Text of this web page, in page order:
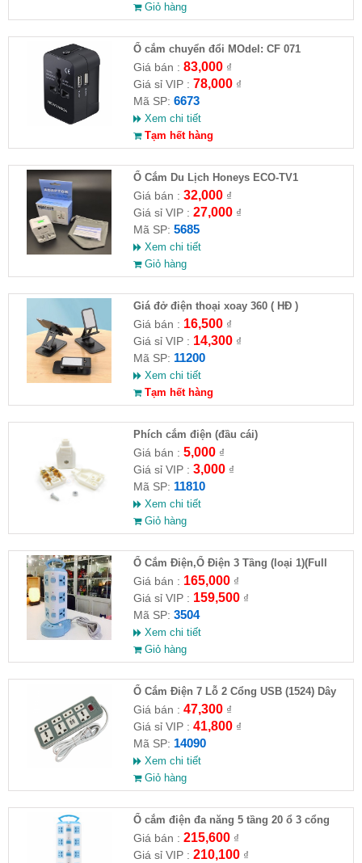
Giỏ hàng
Ổ cắm chuyển đổi MOdel: CF 071
Giá bán : 83,000₫
Giá sỉ VIP : 78,000₫
Mã SP: 6673
Xem chi tiết
Tạm hết hàng
Ổ Cắm Du Lịch Honeys ECO-TV1
Giá bán : 32,000₫
Giá sỉ VIP : 27,000₫
Mã SP: 5685
Xem chi tiết
Giỏ hàng
Giá đở điện thoại xoay 360 ( HĐ )
Giá bán : 16,500₫
Giá sỉ VIP : 14,300₫
Mã SP: 11200
Xem chi tiết
Tạm hết hàng
Phích cắm điện (đầu cái)
Giá bán : 5,000₫
Giá sỉ VIP : 3,000₫
Mã SP: 11810
Xem chi tiết
Giỏ hàng
Ổ Cắm Điện,Ổ Điện 3 Tầng (loại 1)(Full
VAT )
Giá bán : 165,000₫
Giá sỉ VIP : 159,500₫
Mã SP: 3504
Xem chi tiết
Giỏ hàng
Ổ Cắm Điện 7 Lỗ 2 Cổng USB (1524) Dây
1.5M ( HĐ )
Giá bán : 47,300₫
Giá sỉ VIP : 41,800₫
Mã SP: 14090
Xem chi tiết
Giỏ hàng
Ổ cắm điện đa năng 5 tầng 20 ổ 3 cổng
USB ( Full VAT )
Giá bán : 215,600₫
Giá sỉ VIP : 210,100₫